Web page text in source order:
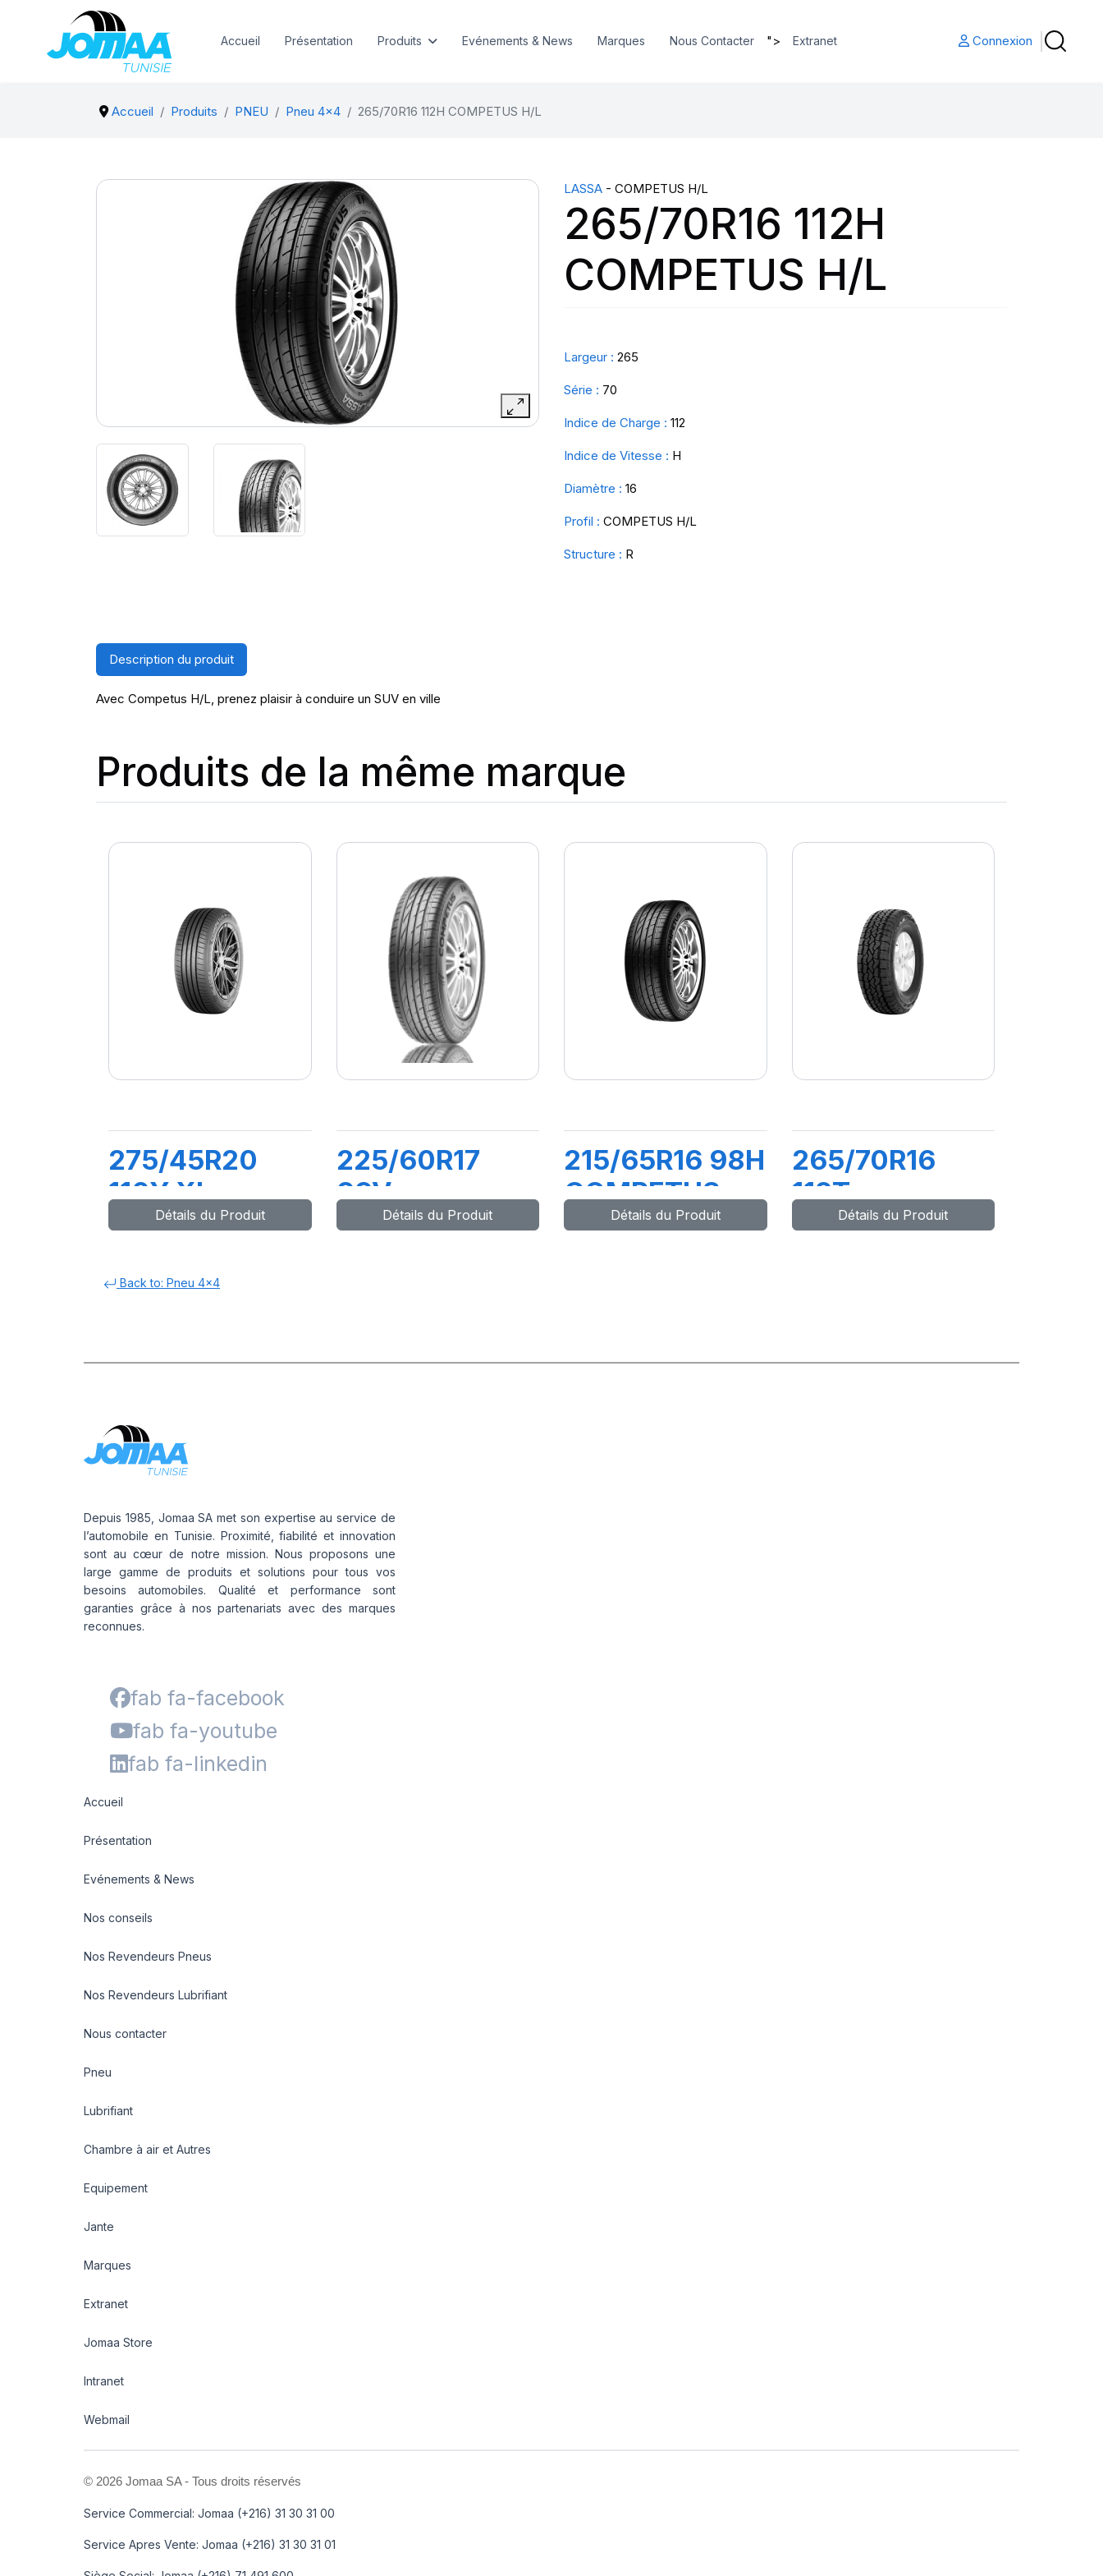
Accueil Présentation Produits Evénements & News Marques Nous Contacter "> Extranet Connexion
Accueil Produits PNEU Pneu 4x4 265/70R16 112H COMPETUS H/L
LASSA - COMPETUS H/L
265/70R16 112H
COMPETUS H/L
Largeur : 265
Série : 70
Indice de Charge : 112
Indice de Vitesse : H
Diamètre : 16
Profil : COMPETUS H/L
Structure : R
Description du produit
Avec Competus H/L, prenez plaisir à conduire un SUV en ville
Produits de la même marque
275/45R20
110Y XL
COMPETUS
Détails du Produit
225/60R17
99V
COMPETUS
Détails du Produit
215/65R16 98H
COMPETUS
H/LDétails du Produit
265/70R16
112T
COMPETUS
Détails du Produit
Back to: Pneu 4x4
Depuis 1985, Jomaa SA met son expertise au service de
l’automobile en Tunisie. Proximité, fiabilité et innovation
sont au cœur de notre mission. Nous proposons une
large gamme de produits et solutions pour tous vos
besoins automobiles. Qualité et performance sont
garanties grâce à nos partenariats avec des marques
reconnues.
fab fa-facebook
fab fa-youtube
fab fa-linkedin
Accueil
Présentation
Evénements & News
Nos conseils
Nos Revendeurs Pneus
Nos Revendeurs Lubrifiant
Nous contacter
Pneu
Lubrifiant
Chambre à air et Autres
Equipement
Jante
Marques
Extranet
Jomaa Store
Intranet
Webmail
© 2026 Jomaa SA - Tous droits réservés
Service Commercial: Jomaa (+216) 31 30 31 00
Service Apres Vente: Jomaa (+216) 31 30 31 01